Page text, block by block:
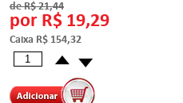
de R$ 21,44
por R$ 19,29
Caixa R$ 154,32